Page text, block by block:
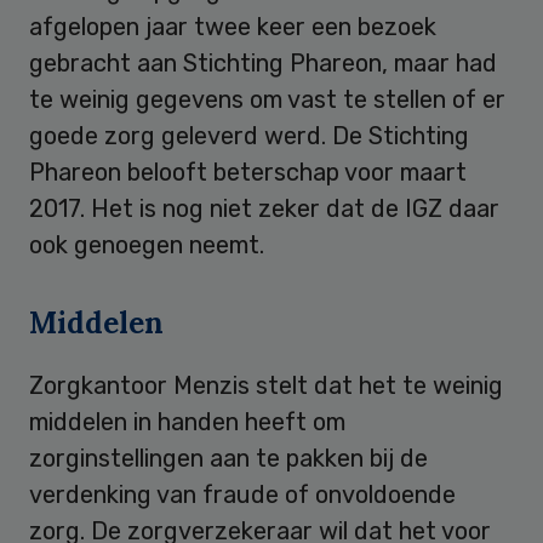
afgelopen jaar twee keer een bezoek
gebracht aan Stichting Phareon, maar had
te weinig gegevens om vast te stellen of er
goede zorg geleverd werd. De Stichting
Phareon belooft beterschap voor maart
2017. Het is nog niet zeker dat de IGZ daar
ook genoegen neemt.
Middelen
Zorgkantoor Menzis stelt dat het te weinig
middelen in handen heeft om
zorginstellingen aan te pakken bij de
verdenking van fraude of onvoldoende
zorg. De zorgverzekeraar wil dat het voor